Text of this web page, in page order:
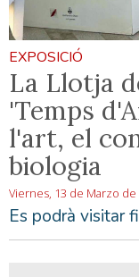
EXPOSICIÓ
La Llotja
'Temps
l'art, el
biologia
Viernes, 13 de Marzo de
Es podrà visitar